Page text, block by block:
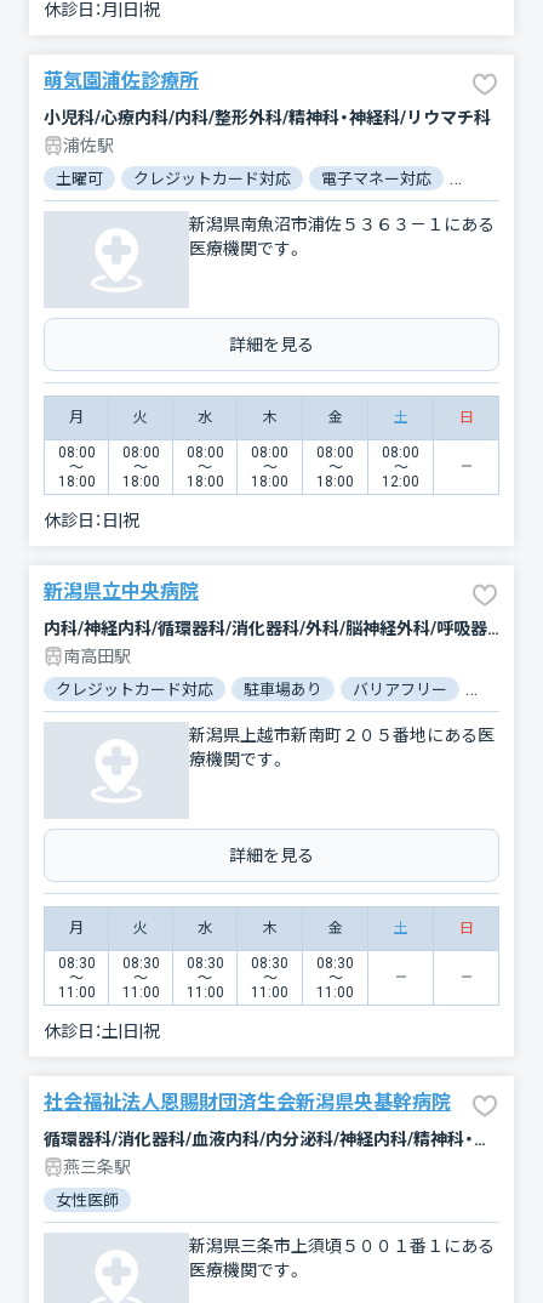
休診日：月|日|祝
萌気園浦佐診療所
小児科/心療内科/内科/整形外科/精神科・神経科/リウマチ科
浦佐駅
土曜可 クレジットカード対応 電子マネー対応
新潟県南魚沼市浦佐５３６３－１にある
医療機関です。
詳細を見る
月 火 水 木 金 土 日
08:00
〜
18:00
08:00
〜
18:00
08:00
〜
18:00
08:00
〜
18:00
08:00
〜
18:00
08:00
〜
12:00
休診日： 日|祝
新潟県立中央病院
内科/神経内科/循環器科/消化器科/外科/脳神経外科/呼吸器外科/心臓血管外科/整形外科/形成外科/小児科/小児外科/産婦人科/眼科/耳鼻咽喉科/皮膚科/泌尿器科/精神科・神経科/歯科口腔外科/リハビリテーション/放射線科/臨床検査・病理診断/救急科/麻酔科
南高田駅
クレジットカード対応 駐車場あり バリアフリー
新潟県上越市新南町２０５番地にある医
療機関です。
詳細を見る
月 火 水 木 金 土 日
08:30
〜
11:00
08:30
〜
11:00
08:30
〜
11:00
08:30
〜
11:00
08:30
〜
11:00
休診日：土|日|祝
社会福祉法人恩賜財団済生会新潟県央基幹病院
循環器科/消化器科/血液内科/内分泌科/神経内科/精神科・神経科/小児科/外科/乳腺外科/心臓血管外科/呼吸器外科/脳神経外科/整形外科/形成外科/泌尿器科/皮膚科/産婦人科/眼科/耳鼻咽喉科/放射線科/救急科/麻酔科/歯科口腔外科/臨床検査・病理診断/リハビリテーション/総合診療科
燕三条駅
女性医師
新潟県三条市上須頃５００１番１にある
医療機関です。